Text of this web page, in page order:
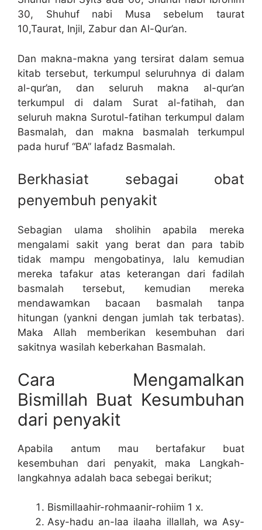
30, Shuhuf nabi Musa sebelum taurat
10,Taurat, Injil, Zabur dan Al-Qur’an.
Dan makna-makna yang tersirat dalam semua
kitab tersebut, terkumpul seluruhnya di dalam
al-qur’an, dan seluruh makna al-qur’an
terkumpul di dalam Surat al-fatihah, dan
seluruh makna Surotul-fatihan terkumpul dalam
Basmalah, dan makna basmalah terkumpul
pada huruf “BA” lafadz Basmalah.
Berkhasiat sebagai obat
penyembuh penyakit
Sebagian ulama sholihin apabila mereka
mengalami sakit yang berat dan para tabib
tidak mampu mengobatinya, lalu kemudian
mereka tafakur atas keterangan dari fadilah
basmalah tersebut, kemudian mereka
mendawamkan bacaan basmalah tanpa
hitungan (yankni dengan jumlah tak terbatas).
Maka Allah memberikan kesembuhan dari
sakitnya wasilah keberkahan Basmalah.
Cara Mengamalkan
Bismillah Buat Kesumbuhan
dari penyakit
Apabila antum mau bertafakur buat
kesembuhan dari penyakit, maka Langkah-
langkahnya adalah baca sebegai berikut;
Bismillaahir-rohmaanir-rohiim 1 x.
Asy-hadu an-laa ilaaha illallah, wa Asy-